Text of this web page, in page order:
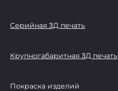
Серийная 3Д печать
Крупногабаритная 3Д печать
Покраска изделий